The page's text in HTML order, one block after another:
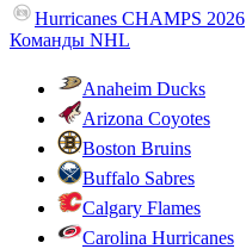
Hurricanes CHAMPS 2026
Команды NHL
Anaheim Ducks
Arizona Coyotes
Boston Bruins
Buffalo Sabres
Calgary Flames
Carolina Hurricanes